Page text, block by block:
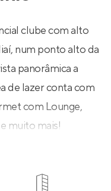
clube com alto
num ponto alto da
panorâmica a
de lazer conta com
com Lounge,
muito mais!